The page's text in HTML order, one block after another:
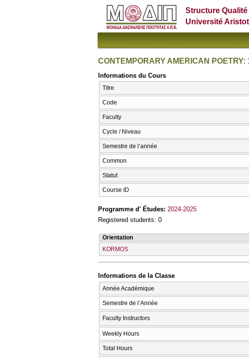
Structure Qualité
Université
CONTEMPORARY AMERICAN POETRY:
Informations du Cours
Titre
Code
Faculty
Cycle / Niveau
Semestre de l’année
Common
Statut
Course ID
Programme d' Études: 2024-2025
Registered students: 0
Orientation
KORMOS
Informations de la Classe
Année Académique
Semestre de l’Année
Faculty Instructors
Weekly Hours
Total Hours